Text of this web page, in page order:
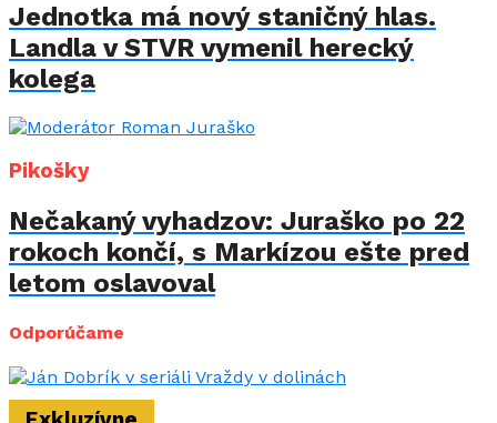
Jednotka má nový staničný hlas.
Landla v STVR vymenil herecký
kolega
Pikošky
Nečakaný vyhadzov: Juraško po 22
rokoch končí, s Markízou ešte pred
letom oslavoval
Odporúčame